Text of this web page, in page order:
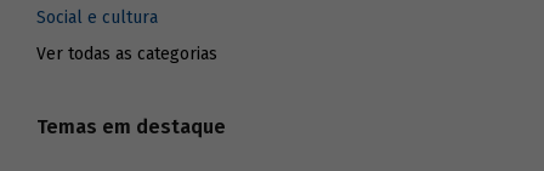
Social e cultura
Ver todas as categorias
Temas em destaque